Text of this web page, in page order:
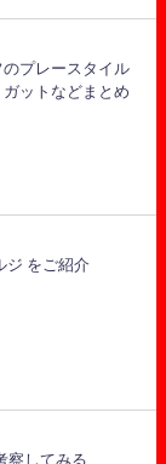
プレースタイル
ットなどまとめ
ジ をご紹介
察してみる